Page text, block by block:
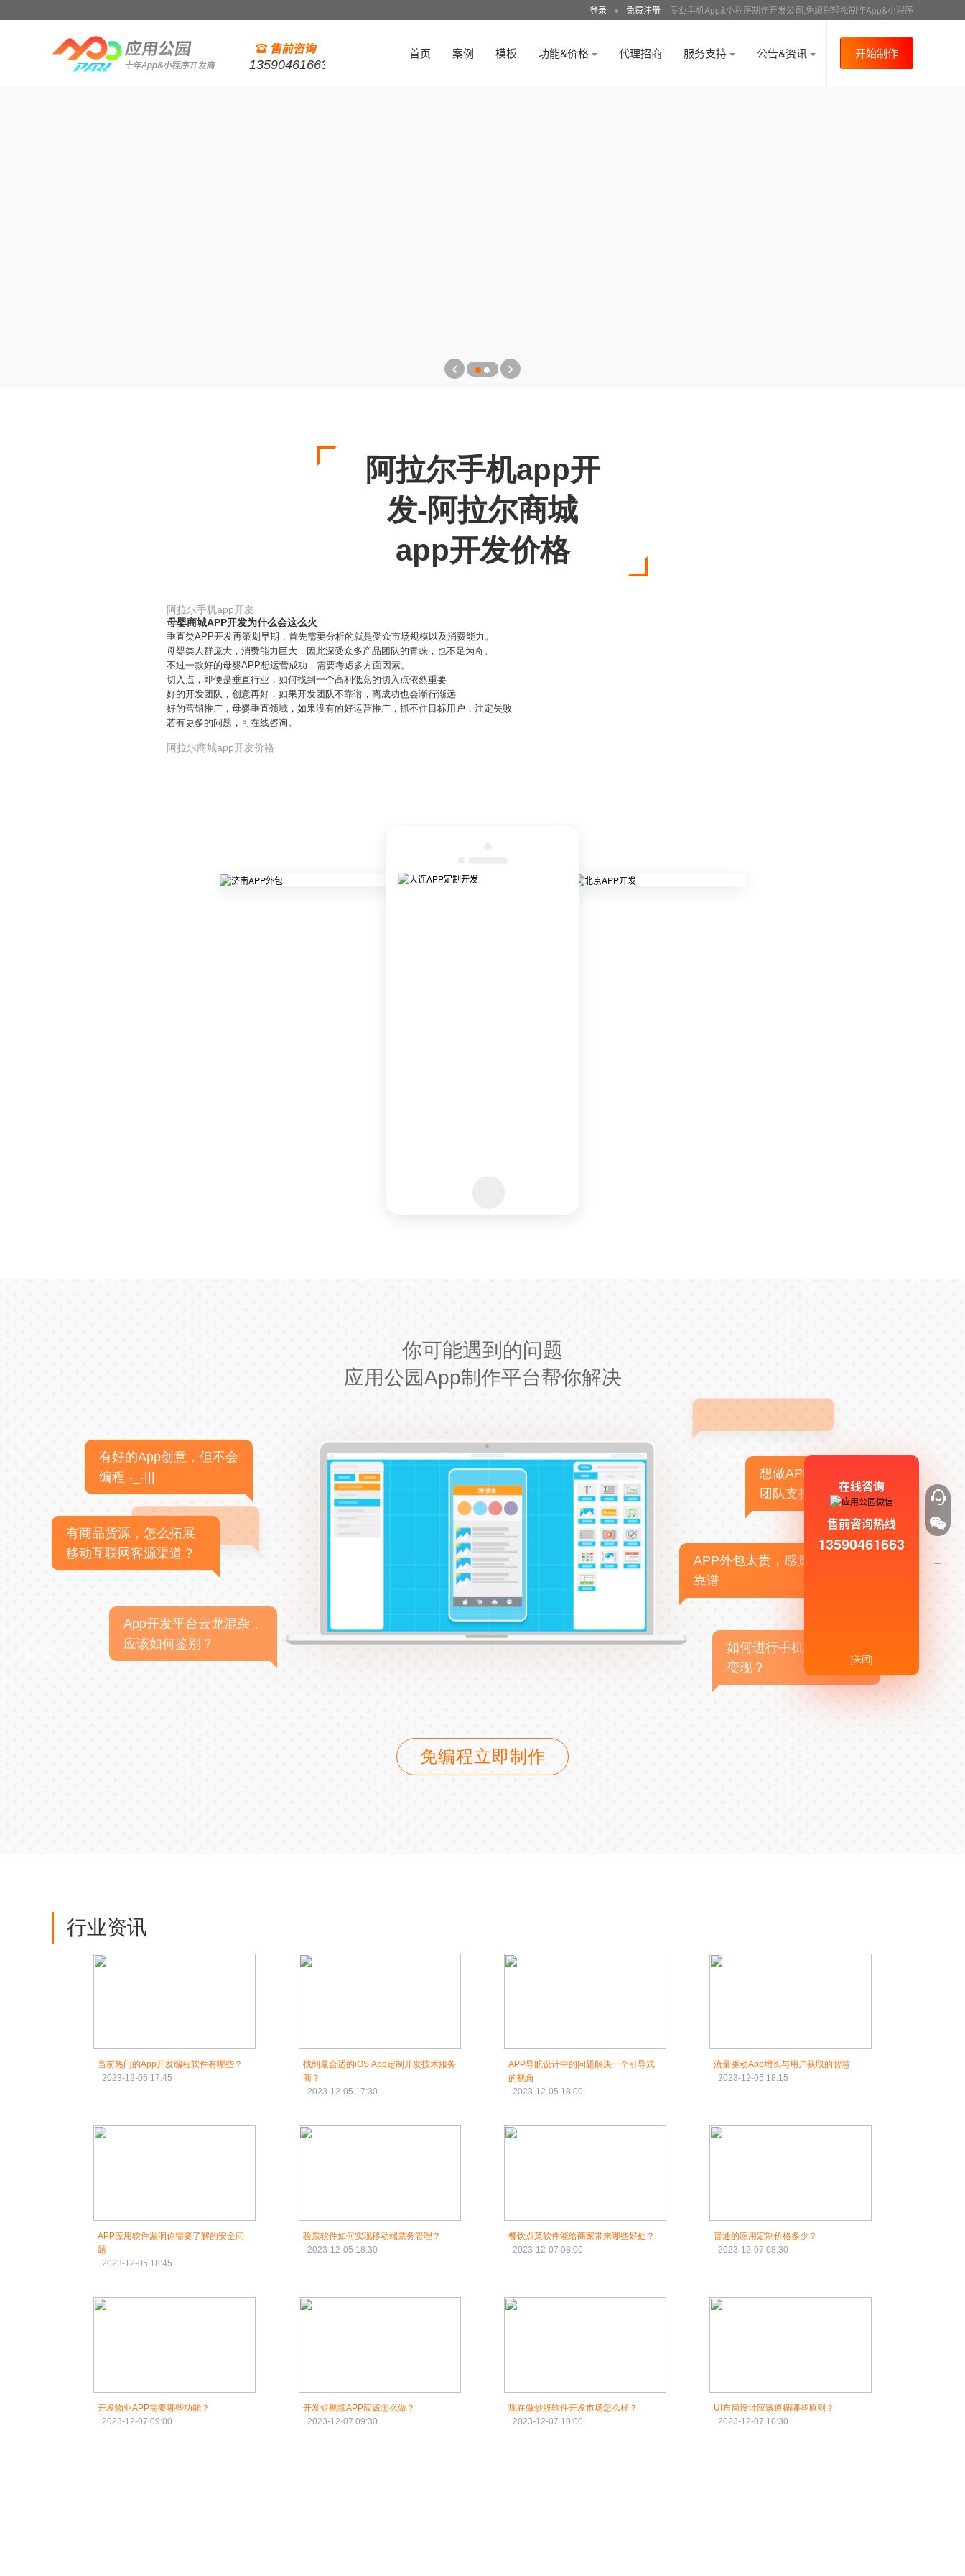
登录 ● 免费注册 专业手机App&小程序制作开发公司,免编程轻松制作App&小程序
13590461663
首页 案例 模板 功能&价格 代理招商 服务支持 公告&资讯 开始制作
阿拉尔手机app开
发-阿拉尔商城
app开发价格
阿拉尔手机app开发
母婴商城APP开发为什么会这么火
垂直类APP开发再策划早期，首先需要分析的就是受众市场规模以及消费能力。
母婴类人群庞大，消费能力巨大，因此深受众多产品团队的青睐，也不足为奇。
不过一款好的母婴APP想运营成功，需要考虑多方面因素。
切入点，即便是垂直行业，如何找到一个高利低竞的切入点依然重要
好的开发团队，创意再好，如果开发团队不靠谱，离成功也会渐行渐远
好的营销推广，母婴垂直领域，如果没有的好运营推广，抓不住目标用户，注定失败
若有更多的问题，可在线咨询。
阿拉尔商城app开发价格
你可能遇到的问题
应用公园App制作平台帮你解决
有好的App创意，但不会
编程 -_-|||
有商品货源，怎么拓展
移动互联网客源渠道？
App开发平台云龙混杂，
应该如何鉴别？
想做APP，但没有技术
团队支持
APP外包太贵，感觉不
靠谱
如何进行手机APP商业
变现？
免编程立即制作
行业资讯
当前热门的App开发编程软件有哪些？
2023-12-05 17:45
找到最合适的iOS App定制开发技术服务
商？
2023-12-05 17:30
APP导航设计中的问题解决一个引导式
的视角
2023-12-05 18:00
流量驱动App增长与用户获取的智慧
2023-12-05 18:15
APP应用软件漏洞你需要了解的安全问
题
2023-12-05 18:45
验票软件如何实现移动端票务管理？
2023-12-05 18:30
餐饮点菜软件能给商家带来哪些好处？
2023-12-07 08:00
普通的应用定制价格多少？
2023-12-07 08:30
开发物业APP需要哪些功能？
2023-12-07 09:00
开发短视频APP应该怎么做？
2023-12-07 09:30
现在做炒股软件开发市场怎么样？
2023-12-07 10:00
UI布局设计应该遵循哪些原则？
2023-12-07 10:30
在线咨询
售前咨询热线
13590461663
[关闭]